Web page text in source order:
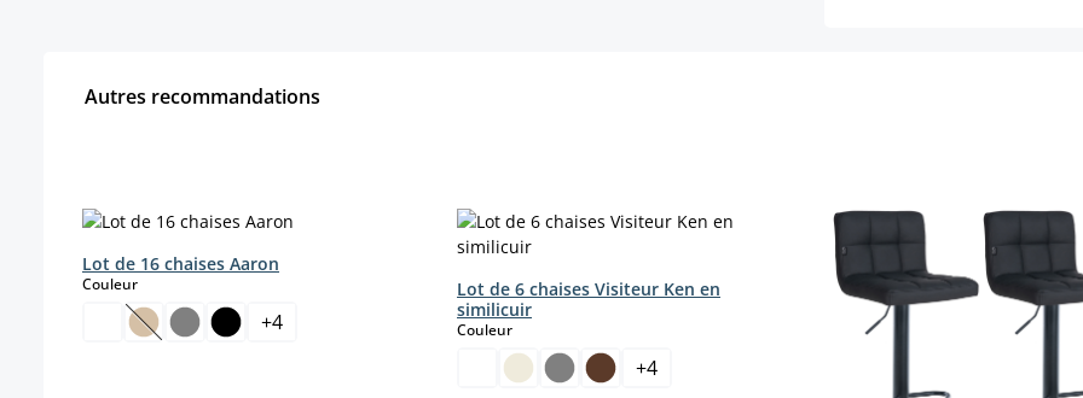
Autres recommandations
Lot de 16 chaises Aaron
Couleurselect
(Cette option n'est pas disponible pour le moment.)
+4
Lot de 6 chaises Visiteur Ken en
similicuir
Couleurselect
+4